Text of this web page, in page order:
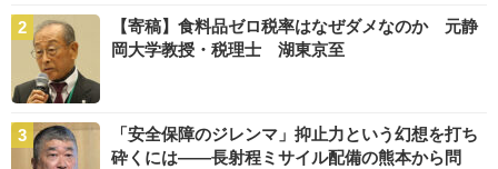
【寄稿】食料品ゼロ税率はなぜダメなのか 元静
岡大学教授・税理士 湖東京至
「安全保障のジレンマ」抑止力という幻想を打ち
砕くには――長射程ミサイル配備の熊本から問